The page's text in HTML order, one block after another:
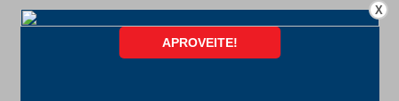
FORMAS DE PAGAMENTO
X